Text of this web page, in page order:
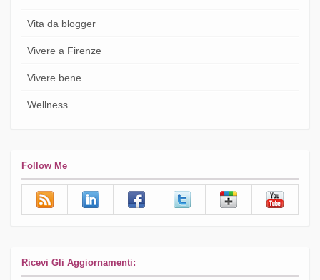
Vita da blogger
Vivere a Firenze
Vivere bene
Wellness
Follow Me
Ricevi Gli Aggiornamenti: